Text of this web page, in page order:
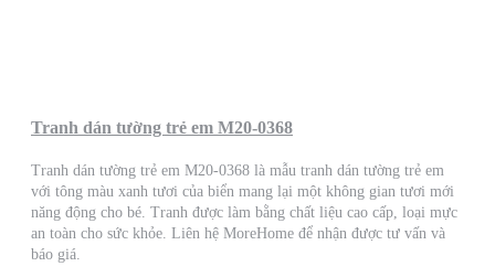
Tranh dán tường trẻ em M20-0368
Tranh dán tường trẻ em M20-0368 là mẫu tranh dán tường trẻ em
với tông màu xanh tươi của biển mang lại một không gian tươi mới
năng động cho bé. Tranh được làm bằng chất liệu cao cấp, loại mực
an toàn cho sức khỏe. Liên hệ MoreHome để nhận được tư vấn và
báo giá.